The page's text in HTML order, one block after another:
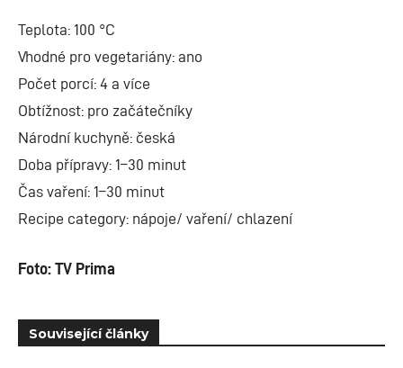
Teplota: 100 °C
Vhodné pro vegetariány: ano
Počet porcí: 4 a více
Obtížnost: pro začátečníky
Národní kuchyně: česká
Doba přípravy: 1–30 minut
Čas vaření: 1–30 minut
Recipe category: nápoje/ vaření/ chlazení
Foto: TV Prima
Související články